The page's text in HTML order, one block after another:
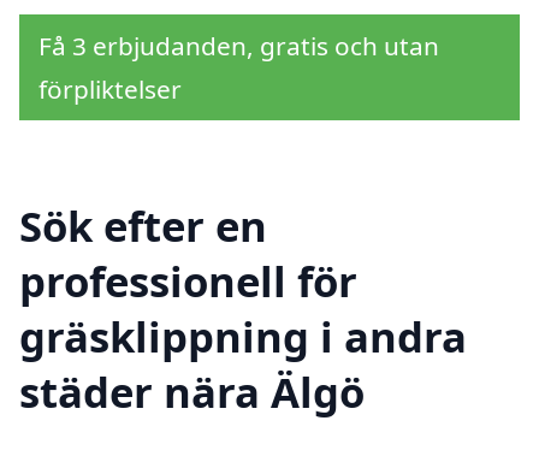
Få 3 erbjudanden, gratis och utan
förpliktelser
Sök efter en
professionell för
gräsklippning i andra
städer nära Älgö